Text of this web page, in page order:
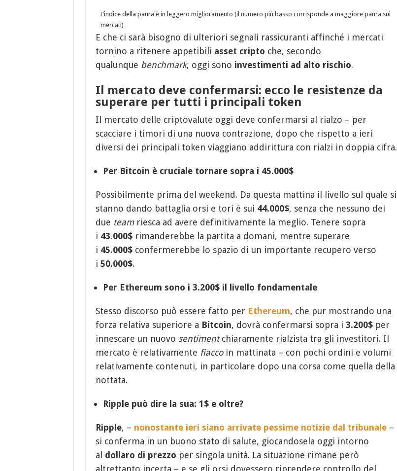
L’indice della paura è in leggero miglioramento (il numero più basso corrisponde a maggiore paura sui
mercati)
E che ci sarà bisogno di ulteriori segnali rassicuranti affinché i mercati
tornino a ritenere appetibili asset cripto che, secondo
qualunque benchmark, oggi sono investimenti ad alto rischio.
Il mercato deve confermarsi: ecco le resistenze da
superare per tutti i principali token
Il mercato delle criptovalute oggi deve confermarsi al rialzo – per
scacciare i timori di una nuova contrazione, dopo che rispetto a ieri
diversi dei principali token viaggiano addirittura con rialzi in doppia cifra.
Per Bitcoin è cruciale tornare sopra i 45.000$
Possibilmente prima del weekend. Da questa mattina il livello sul quale si
stanno dando battaglia orsi e tori è sui 44.000$, senza che nessuno dei
due teamriesca ad avere definitivamente la meglio. Tenere sopra
i 43.000$rimanderebbe la partita a domani, mentre superare
i 45.000$confermerebbe lo spazio di un importante recupero verso
i 50.000$.
Per Ethereum sono i 3.200$ il livello fondamentale
Stesso discorso può essere fatto per Ethereum, che pur mostrando una
forza relativa superiore a Bitcoin, dovrà confermarsi sopra i 3.200$per
innescare un nuovo sentimentchiaramente rialzista tra gli investitori. Il
mercato è relativamente fiaccoin mattinata – con pochi ordini e volumi
relativamente contenuti, in particolare dopo una corsa come quella della
nottata.
Ripple può dire la sua: 1$ e oltre?
Ripple, – nonostante ieri siano arrivate pessime notizie dal tribunale–
si conferma in un buono stato di salute, giocandosela oggi intorno
al dollaro di prezzo per singola unità. La situazione rimane però